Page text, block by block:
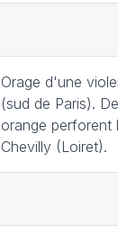
Orage d'une
(sud de Paris).
orange perforent
Chevilly (Loiret).